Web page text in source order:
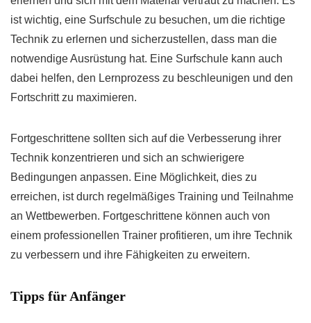
ist wichtig, eine Surfschule zu besuchen, um die richtige
Technik zu erlernen und sicherzustellen, dass man die
notwendige Ausrüstung hat. Eine Surfschule kann auch
dabei helfen, den Lernprozess zu beschleunigen und den
Fortschritt zu maximieren.
Fortgeschrittene sollten sich auf die Verbesserung ihrer
Technik konzentrieren und sich an schwierigere
Bedingungen anpassen. Eine Möglichkeit, dies zu
erreichen, ist durch regelmäßiges Training und Teilnahme
an Wettbewerben. Fortgeschrittene können auch von
einem professionellen Trainer profitieren, um ihre Technik
zu verbessern und ihre Fähigkeiten zu erweitern.
Tipps für Anfänger